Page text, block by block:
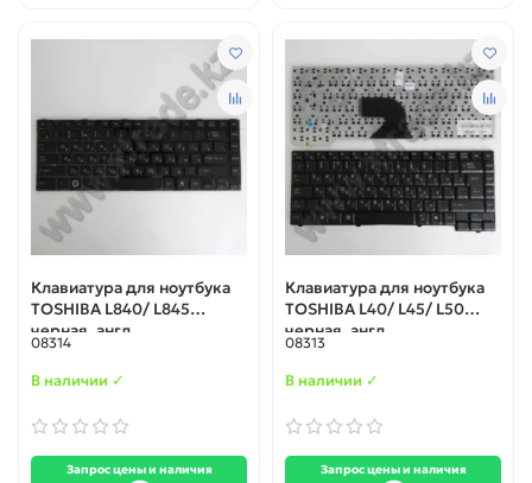
Клавиатура для ноутбука
TOSHIBA L840/ L845
черная, англ.
08314
В наличии ✓
Запрос цены и наличия
Клавиатура для ноутбука
TOSHIBA L40/ L45/ L50
черная, англ.
08313
В наличии ✓
Запрос цены и наличия